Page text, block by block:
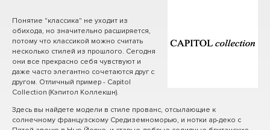
Понятие "классика" не уходит из
обихода, но значительно расширяется,
потому что классикой можно считать
несколько стилей из прошлого. Сегодня
они все прекрасно себя чувствуют и
даже часто элегантно сочетаются друг с
другом. Отличный пример - Capitol
Collection (Кэпитол Коллекшн).
Здесь вы найдете модели в стиле прованс, отсылающие к
солнечному французскому Средиземноморью, и нотки ар-деко с